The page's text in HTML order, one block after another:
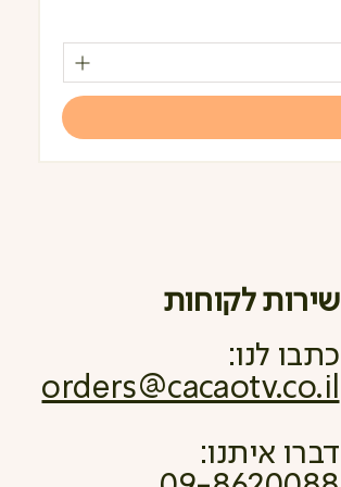
שירות לקוחות
כתבו לנו:
orders@cacaotv.co.il
דברו איתנו: